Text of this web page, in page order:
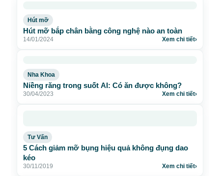
Hút mỡ
Hút mỡ bắp chân bằng công nghệ nào an toàn
14/01/2024 Xem chi tiết›
Nha Khoa
Niềng răng trong suốt AI: Có ăn được không?
30/04/2023 Xem chi tiết›
Tư Vấn
5 Cách giảm mỡ bụng hiệu quả không đụng dao
kéo
30/11/2019 Xem chi tiết›